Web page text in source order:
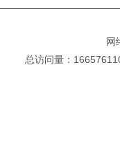
网
总访问量：